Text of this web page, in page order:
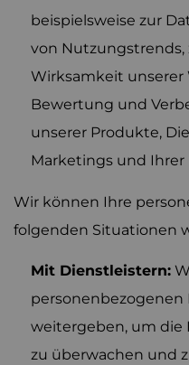
beispielsweise zur
von
Wirksamkeit
Bewertung und
unserer Produkte,
Marketings und Ihrer
Wir können Ihre
folgenden Situationen
Mit Dienstleistern:
weitergeben, um die
zu überwachen und